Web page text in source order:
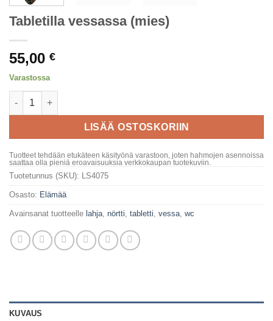
Tabletilla vessassa (mies)
55,00 €
Varastossa
Tabletilla vessassa (mies) määrä
LISÄÄ OSTOSKORIIN
Tuotteet tehdään etukäteen käsityönä varastoon, joten hahmojen asennoissa
saattaa olla pieniä eroavaisuuksia verkkokaupan tuotekuviin.
Tuotetunnus (SKU): LS4075
Osasto: Elämää
Avainsanat tuotteelle lahja nörtti tabletti vessa wc
KUVAUS